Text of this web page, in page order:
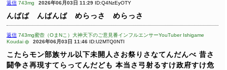
返信 743mg 2026年06月03日 11:29 ID:Q4NzEyOTY
んばば んばんば めらっさ めらっさ
返信 743mg蜜壺（OまNこ）大神天下のご意見番インフルエンサーYouTuber Ishigame
Koudai ф
2026年06月03日 11:46 ID:U2MTQ0NTI
こたらモン部族サル以下未開人さお祭りさなてんだんべ 昔さ
闘争さ再現すてらってんだども 本当さ弓射るすけ政府すけ危